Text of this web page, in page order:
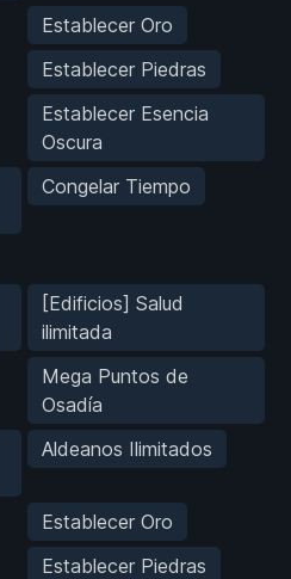
Establecer Oro
Establecer Piedras
Establecer Esencia
Oscura
Congelar Tiempo
[Edificios] Salud
ilimitada
Mega Puntos de
Osadía
Aldeanos Ilimitados
Establecer Oro
Establecer Piedras